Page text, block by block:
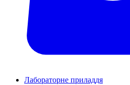
Лабораторне приладдя